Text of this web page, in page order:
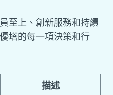
至上、創新服務和持續
塔的每一項決策和行
描述